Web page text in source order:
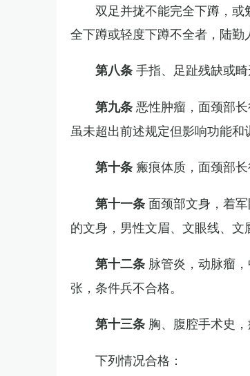
双足并拢不能完全下蹲，
全下蹲或轻度下蹲不全者，陆勤
第八条手指、足趾残缺或
第九条恶性肿瘤，面颈部
虽未超出前述规定但影响功能和
第十条 瘢痕体质，面颈部
第十一条面颈部文身，着
的文身，男性文眉、文眼线、文
第十二条 脉管炎，动脉瘤
张，条件兵不合格。
第十三条 胸、腹腔手术史
下列情况合格：